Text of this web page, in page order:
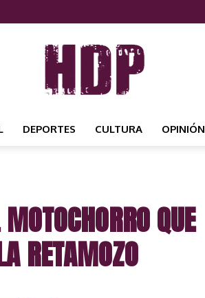
NOTICIAS
DEPORTES CULTURA OPINIÓN
QUE
RETAMOZO